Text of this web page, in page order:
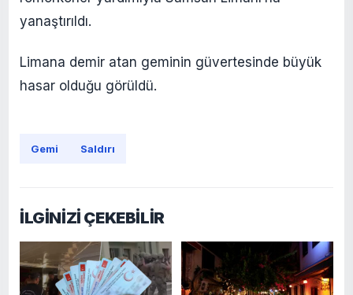
yanaştırıldı.
Limana demir atan geminin güvertesinde büyük
hasar olduğu görüldü.
Gemi Saldırı
İLGİNİZİ ÇEKEBİLİR